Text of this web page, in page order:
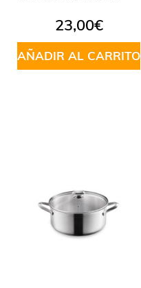
23,00€
AÑADIR AL CARRITO